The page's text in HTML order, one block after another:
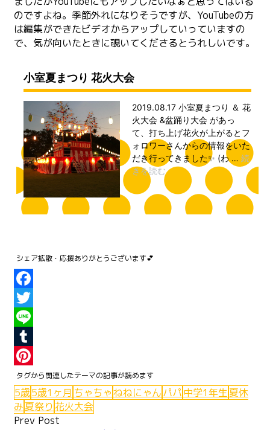
のですよね。季節外れになりそうですが、YouTubeの方
は編集ができたビデオからアップしていっていますの
で、気が向いたときに覗いてくださるとうれしいです。
Facebook
Twitter
Line
Tumblr
Pinterest
5歳5歳1ヶ月 ちゃちゃねねにゃんパパ中学1年生夏休
み夏祭り花火大会
Post
Prev Post